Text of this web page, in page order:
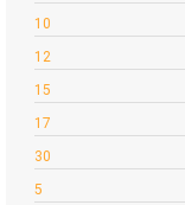
10
12
15
17
30
5